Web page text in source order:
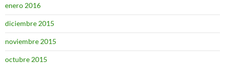
enero 2016
diciembre 2015
noviembre 2015
octubre 2015